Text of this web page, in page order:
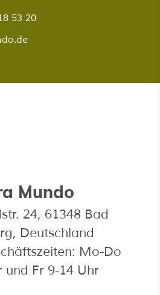
53 20
Mundo
24, 61348 Bad
Deutschland
Mo-Do
und Fr 9-14 Uhr